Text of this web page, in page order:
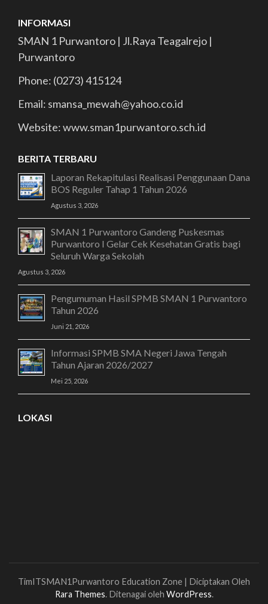
INFORMASI
SMAN 1 Purwantoro | Jl.Raya Teagalrejo |
Purwantoro
Phone: (0273) 415124
Email: smansa_mewah@yahoo.co.id
Website: www.sman1purwantoro.sch.id
BERITA TERBARU
Laporan Rekapitulasi Realisasi Penggunaan Dana
BOS Reguler Tahap 1 Tahun 2026
Agustus 3, 2026
SMAN 1 Purwantoro Gandeng Puskesmas
Purwantoro I Gelar Cek Kesehatan Gratis bagi
Seluruh Warga Sekolah
Agustus 3, 2026
Pengumuman Hasil SPMB SMAN 1 Purwantoro
Tahun 2026
Juni 21, 2026
Informasi SPMB SMA Negeri Jawa Tengah
Tahun Ajaran 2026/2027
Mei 25, 2026
LOKASI
TimITSMAN1Purwantoro Education Zone | Diciptakan Oleh
Rara Themes. Ditenagai oleh WordPress.